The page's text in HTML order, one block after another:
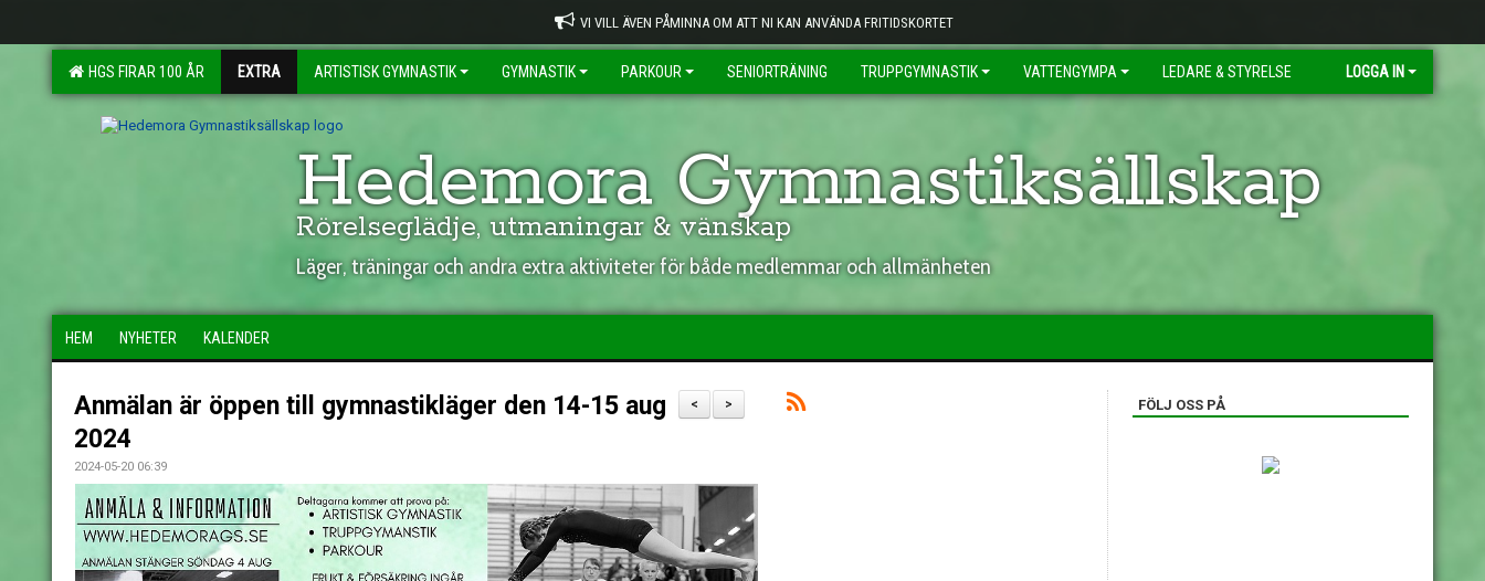
VI VILL ÄVEN PÅMINNA OM ATT NI KAN ANVÄNDA FRITIDSKORTET
HGS FIRAR 100 ÅR EXTRA ARTISTISK GYMNASTIK GYMNASTIK PARKOUR SENIORTRÄNING TRUPPGYMNASTIK VATTENGYMPA LEDARE & STYRELSE LOGGA IN
Hedemora Gymnastiksällskap
Rörelseglädje, utmaningar & vänskap
Läger, träningar och andra extra aktiviteter för både medlemmar och allmänheten
HEM NYHETER KALENDER
>
<
Anmälan är öppen till gymnastikläger den 14-15 aug
2024
2024-05-20 06:39
FÖLJ OSS PÅ